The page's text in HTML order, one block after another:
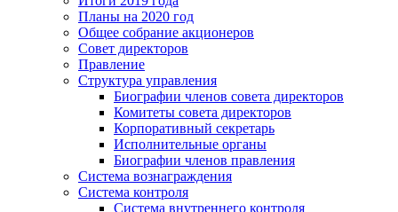
Планы на 2020 год
Общее собрание акционеров
Совет директоров
Правление
Структура управления
Биографии членов совета директоров
Комитеты совета директоров
Корпоративный секретарь
Исполнительные органы
Биографии членов правления
Система вознаграждения
Система контроля
Система внутреннего контроля